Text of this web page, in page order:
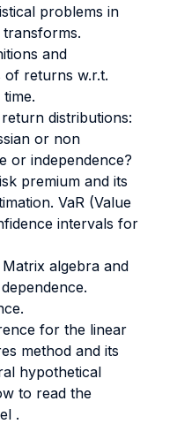
problems in
transforms.
and
of returns w.r.t.
distributions:
or non
or independence?
premium and its
VaR (Value
intervals for
algebra and
for the linear
method and its
hypothetical
to read the
.